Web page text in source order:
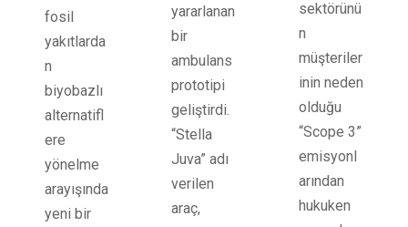
fosil
yakıtlarda
n
biyobazlı
alternatifl
ere
yönelme
arayışında
yeni bir
yararlanan
bir
ambulans
prototipi
geliştirdi.
“Stella
Juva” adı
verilen
araç,
sektörünü
n
müşteriler
inin neden
olduğu
“Scope 3”
emisyonl
arından
hukuken